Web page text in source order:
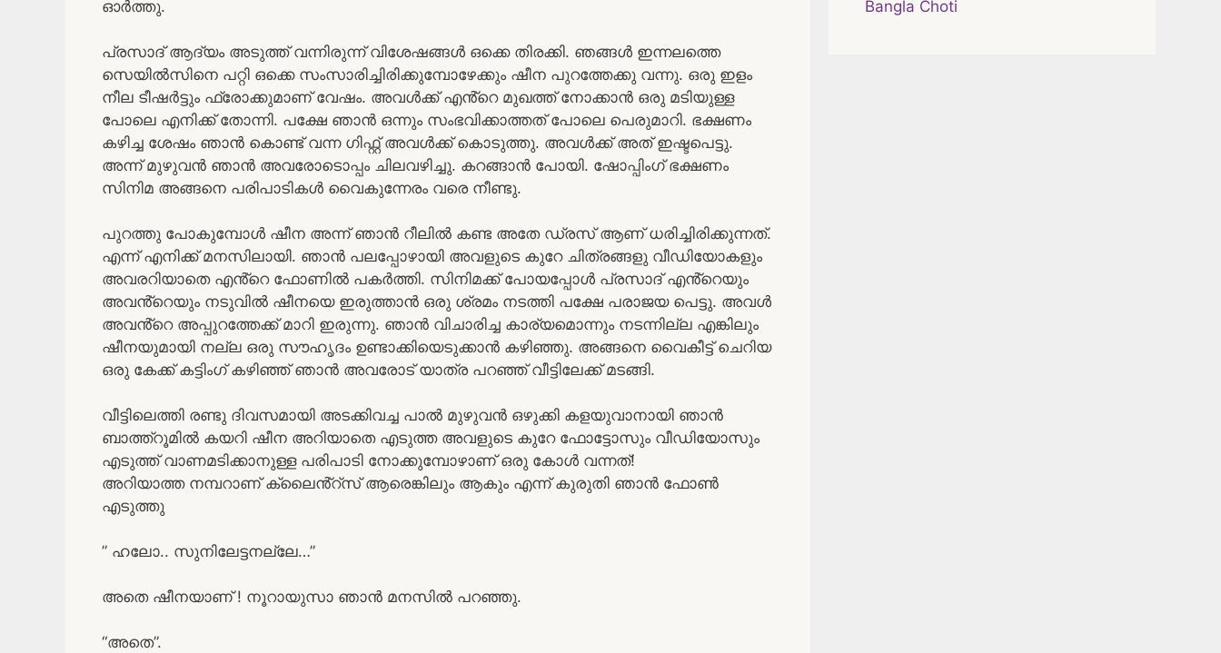
ഓർത്തു.
പ്രസാദ് ആദ്യം അടുത്ത് വന്നിരുന്ന് വിശേഷങ്ങൾ ഒക്കെ തിരക്കി. ഞങ്ങൾ ഇന്നലത്തെ
സെയിൽസിനെ പറ്റി ഒക്കെ സംസാരിച്ചിരിക്കുമ്പോഴേക്കും ഷീന പുറത്തേക്കു വന്നു. ഒരു ഇളം
നീല ടീഷർട്ടും ഫ്രോക്കുമാണ് വേഷം. അവൾക്ക് എൻ്റെ മുഖത്ത് നോക്കാൻ ഒരു മടിയുള്ള
പോലെ എനിക്ക് തോന്നി. പക്ഷേ ഞാൻ ഒന്നും സംഭവിക്കാത്തത് പോലെ പെരുമാറി. ഭക്ഷണം
കഴിച്ച ശേഷം ഞാൻ കൊണ്ട് വന്ന ഗിഫ്റ്റ് അവൾക്ക് കൊടുത്തു. അവൾക്ക് അത് ഇഷ്ടപെട്ടു.
അന്ന് മുഴുവൻ ഞാൻ അവരോടൊപ്പം ചിലവഴിച്ചു. കറങ്ങാൻ പോയി. ഷോപ്പിംഗ് ഭക്ഷണം
സിനിമ അങ്ങനെ പരിപാടികൾ വൈകുന്നേരം വരെ നീണ്ടു.
പുറത്തു പോകുമ്പോൾ ഷീന അന്ന് ഞാൻ റീലിൽ കണ്ട അതേ ഡ്രസ് ആണ് ധരിച്ചിരിക്കുന്നത്.
എന്ന് എനിക്ക് മനസിലായി. ഞാൻ പലപ്പോഴായി അവളുടെ കുറേ ചിത്രങ്ങളു വീഡിയോകളും
അവരറിയാതെ എൻ്റെ ഫോണിൽ പകർത്തി. സിനിമക്ക് പോയപ്പോൾ പ്രസാദ് എൻ്റെയും
അവൻ്റെയും നടുവിൽ ഷീനയെ ഇരുത്താൻ ഒരു ശ്രമം നടത്തി പക്ഷേ പരാജയ പെട്ടു. അവൾ
അവൻ്റെ അപ്പുറത്തേക്ക് മാറി ഇരുന്നു. ഞാൻ വിചാരിച്ച കാര്യമൊന്നും നടന്നില്ല എങ്കിലും
ഷീനയുമായി നല്ല ഒരു സൗഹൃദം ഉണ്ടാക്കിയെടുക്കാൻ കഴിഞ്ഞു. അങ്ങനെ വൈകീട്ട് ചെറിയ
ഒരു കേക്ക് കട്ടിംഗ് കഴിഞ്ഞ് ഞാൻ അവരോട് യാത്ര പറഞ്ഞ് വീട്ടിലേക്ക് മടങ്ങി.
വീട്ടിലെത്തി രണ്ടു ദിവസമായി അടക്കിവച്ച പാൽ മുഴുവൻ ഒഴുക്കി കളയുവാനായി ഞാൻ
ബാത്ത്റൂമിൽ കയറി ഷീന അറിയാതെ എടുത്ത അവളുടെ കുറേ ഫോട്ടോസും വീഡിയോസും
എടുത്ത് വാണമടിക്കാനുള്ള പരിപാടി നോക്കുമ്പോഴാണ് ഒരു കോൾ വന്നത്!
അറിയാത്ത നമ്പറാണ് ക്ലൈൻ്റ്സ് ആരെങ്കിലും ആകും എന്ന് കുരുതി ഞാൻ ഫോൺ
എടുത്തു
” ഹലോ.. സുനിലേട്ടനല്ലേ…”
അതെ ഷീനയാണ് ! നൂറായുസാ ഞാൻ മനസിൽ പറഞ്ഞു.
“അതെ”.
Bangla Choti